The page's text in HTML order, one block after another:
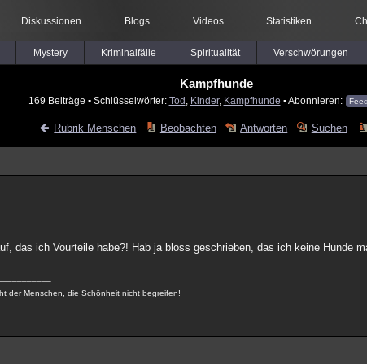
Diskussionen Blogs Videos Statistiken
Mystery Kriminalfälle Spiritualität Verschwörungen
Kampfhunde
169 Beiträge ▪ Schlüsselwörter: Tod Kinder, Kampfhunde ▪ Abonnieren: Feed
Rubrik Menschen Beobachten Antworten Suchen
das ich Vourteile habe?! Hab ja bloss geschrieben, das ich keine Hunde
der Menschen, die Schönheit nicht begreifen!